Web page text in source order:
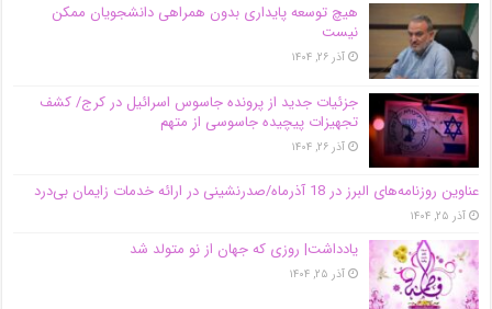
هیچ توسعه پایداری بدون همراهی دانشجویان ممکن
نیست
آذر ۲۶, ۱۴۰۴
جزئیات جدید از پرونده جاسوس اسرائیل در کرج/‌ کشف
تجهیزات پیچیده جاسوسی از متهم
آذر ۲۶, ۱۴۰۴
عناوین روزنامه‌های البرز در ‌18 آذرماه/صدرنشینی در ارائه خدمات زایمان بی‌درد
آذر ۲۵, ۱۴۰۴
یادداشت| روزی که جهان از نو متولد شد
آذر ۲۵, ۱۴۰۴